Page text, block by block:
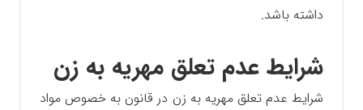
داشته باشد.
شرایط عدم تعلق مهریه به زن
شرایط عدم تعلق مهریه به زن در قانون به خصوص مواد